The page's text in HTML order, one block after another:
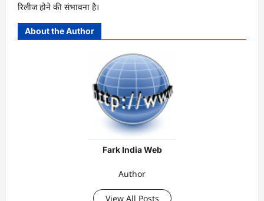
रिलीज होने की संभावना है।
About the Author
Fark India Web
Author
View All Posts